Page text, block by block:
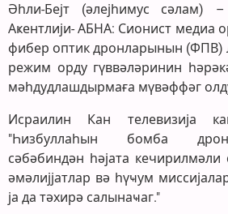
Әһли-Бејт (әлејһимус сәлам)
Аҝентлији- АБНА: Сионист медиа
фибер оптик дронларынын (ФПВ)
режим орду гүввәләринин
мәһдудлашдырмаға мүвәффәг
Исраилин Кан телевизија
"Һизбуллаһын бомба
сәбәбиндән һәјата
әмәлијјатлар вә һүҹум
ја да тәхирә салынаҹаг."